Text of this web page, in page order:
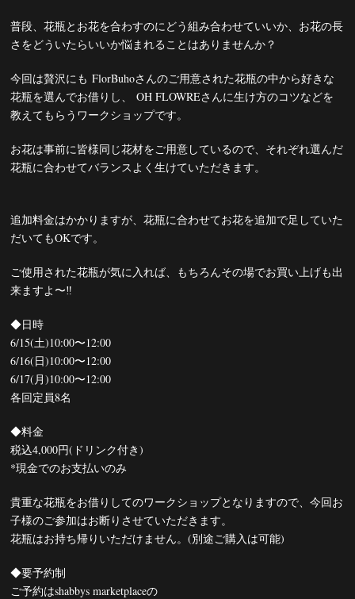
普段、花瓶とお花を合わすのにどう組み合わせていいか、お花の長
さをどういたらいいか悩まれることはありませんか？
今回は贅沢にも FlorBuhoさんのご用意された花瓶の中から好きな
花瓶を選んでお借りし、 OH FLOWREさんに生け方のコツなどを
教えてもらうワークショップです。
お花は事前に皆様同じ花材をご用意しているので、それぞれ選んだ
花瓶に合わせてバランスよく生けていただきます。
追加料金はかかりますが、花瓶に合わせてお花を追加で足していた
だいてもOKです。
ご使用された花瓶が気に入れば、もちろんその場でお買い上げも出
来ますよ〜‼︎
◆日時
6/15(土)10:00〜12:00
6/16(日)10:00〜12:00
6/17(月)10:00〜12:00
各回定員8名
◆料金
税込4,000円(ドリンク付き)
*現金でのお支払いのみ
貴重な花瓶をお借りしてのワークショップとなりますので、今回お
子様のご参加はお断りさせていただきます。
花瓶はお持ち帰りいただけません。(別途ご購入は可能)
◆要予約制
ご予約はshabbys marketplaceの